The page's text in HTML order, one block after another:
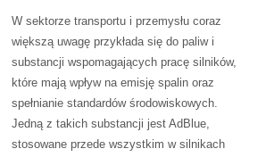
W sektorze transportu i przemysłu coraz
większą uwagę przykłada się do paliw i
substancji wspomagających pracę silników,
które mają wpływ na emisję spalin oraz
spełnianie standardów środowiskowych.
Jedną z takich substancji jest AdBlue,
stosowane przede wszystkim w silnikach